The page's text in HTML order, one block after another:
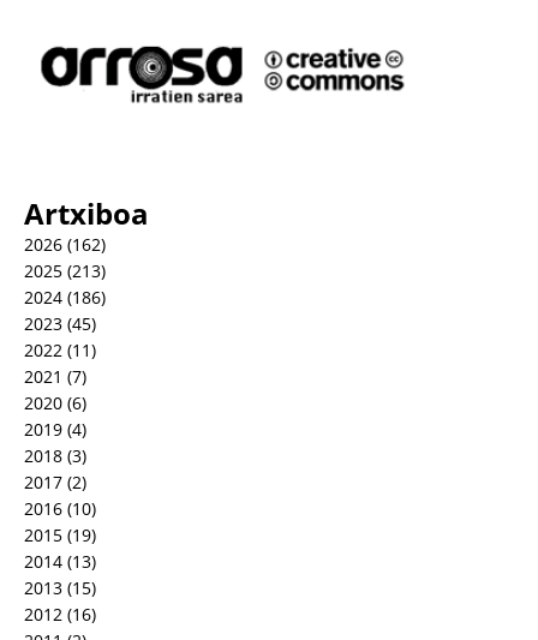
Artxiboa
2026 (162)
2025 (213)
2024 (186)
2023 (45)
2022 (11)
2021 (7)
2020 (6)
2019 (4)
2018 (3)
2017 (2)
2016 (10)
2015 (19)
2014 (13)
2013 (15)
2012 (16)